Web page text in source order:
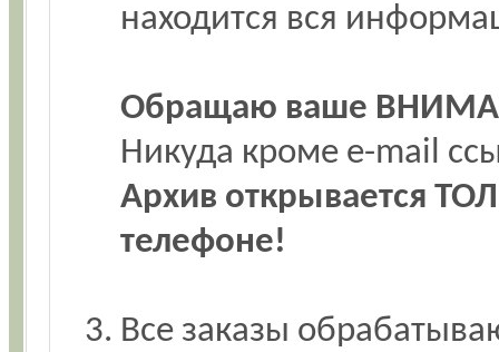
находится вся
Обращаю ваше
Никуда кроме e-mail
Архив открывается
телефоне!
Все заказы